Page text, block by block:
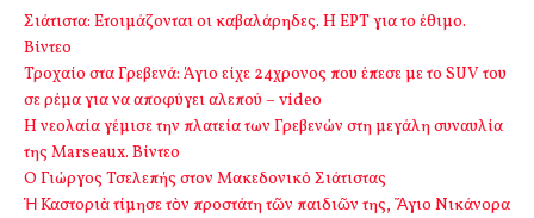
Σιάτιστα: Ετοιμάζονται οι καβαλάρηδες. Η ΕΡΤ για το έθιμο.
Βίντεο
Τροχαίο στα Γρεβενά: Άγιο είχε 24χρονος που έπεσε με το SUV του
σε ρέμα για να αποφύγει αλεπού – video
Η νεολαία γέμισε την πλατεία των Γρεβενών στη μεγάλη συναυλία
της Marseaux. Βίντεο
Ο Γιώργος Τσελεπής στον Μακεδονικό Σιάτιστας
Ἡ Καστοριὰ τίμησε τὸν προστάτη τῶν παιδιῶν της, Ἅγιο Νικάνορα